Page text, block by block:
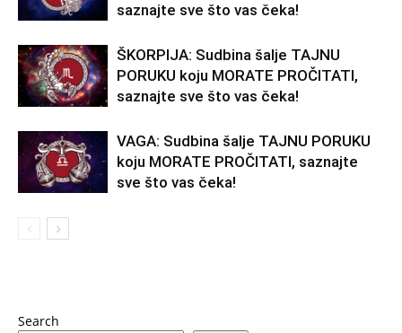
saznajte sve što vas čeka!
ŠKORPIJA: Sudbina šalje TAJNU
PORUKU koju MORATE PROČITATI,
saznajte sve što vas čeka!
VAGA: Sudbina šalje TAJNU PORUKU
koju MORATE PROČITATI, saznajte
sve što vas čeka!
Search